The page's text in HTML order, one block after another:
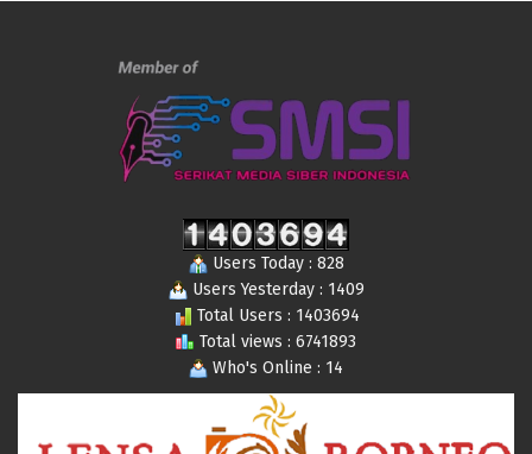
Users Today : 828
Users Yesterday : 1409
Total Users : 1403694
Total views : 6741893
Who's Online : 14